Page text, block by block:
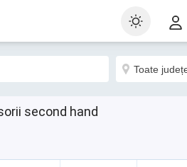
second hand
Sortează